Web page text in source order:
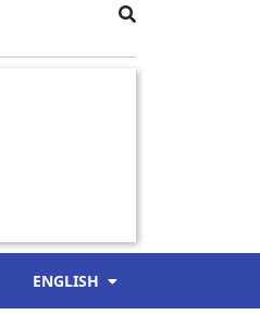
ENGLISH